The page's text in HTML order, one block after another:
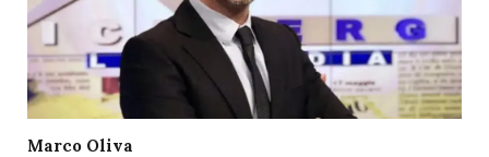
Marco Oliva